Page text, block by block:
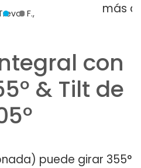
F.,
más
con
& Tilt de
puede girar 355°